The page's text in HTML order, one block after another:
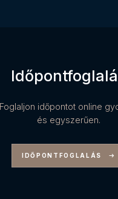
Foglaljon időpontot online
és egyszerűen.
IDŐPONTFOGLALÁS